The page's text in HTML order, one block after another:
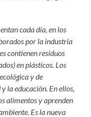
cada día, en los
por la industria
contienen residuos
en plásticos. Los
y de
la educación. En ellos,
alimentos y aprenden
Es la nueva